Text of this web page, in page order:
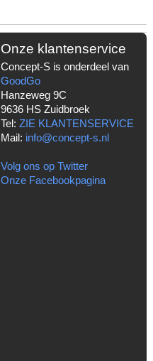
Onze klantenservice
Concept-S is onderdeel van
GoodGo
Hanzeweg 9C
9636 HS Zuidbroek
Tel: ZIE KLANTENSERVICE
Mail: info@concept-s.nl
Volg ons op Twitter
Onze Facebookpagina